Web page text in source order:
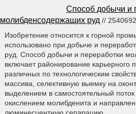
Способ добычи и
молибденсодержащих руд // 2540692
Изобретение относится к горной
использовано при добыче и
руд. Способ добычи и переработки
включает районирование карьерного
различных по технологическим
массива, селективную выемку на
выделением в самостоятельный
окислением молибденита и